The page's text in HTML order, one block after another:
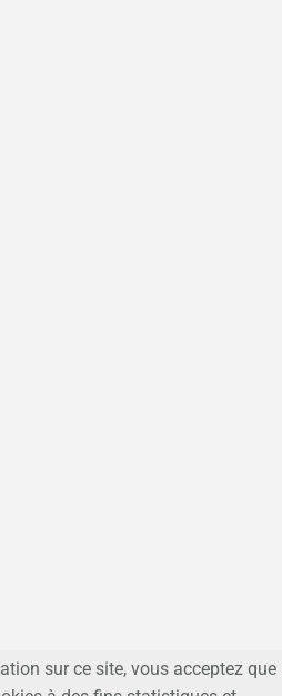
sur ce site, vous acceptez que